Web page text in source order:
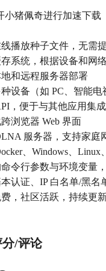
小猪佩奇进行加速下载
线播放种子文件，无需
存系统，根据设备和网
地和远程服务器部署
种设备（如 PC、智能
，便于与其他应用集成
浏览器 Web 界面
服务器，支持家庭
、Windows、Linux
命令行参数与环境变量
本认证、IP 白名单/黑名
费，社区活跃，持续更
/评论